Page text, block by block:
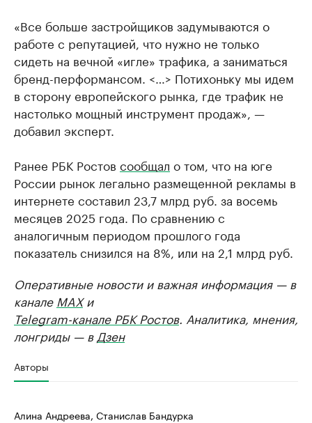
«Все больше застройщиков задумываются о
работе с репутацией, что нужно не только
сидеть на вечной «игле» трафика, а заниматься
бренд-перформансом. <…> Потихоньку мы идем
в сторону европейского рынка, где трафик не
настолько мощный инструмент продаж», —
добавил эксперт.
Ранее РБК Ростов сообщал о том, что на юге
России рынок легально размещенной рекламы в
интернете составил 23,7 млрд руб. за восемь
месяцев 2025 года. По сравнению с
аналогичным периодом прошлого года
показатель снизился на 8%, или на 2,1 млрд руб.
Оперативные новости и важная информация — в
канале MAXи
Telegram-канале РБК Ростов. Аналитика, мнения,
лонгриды — в Дзен
Авторы
Алина Андреева, Станислав Бандурка